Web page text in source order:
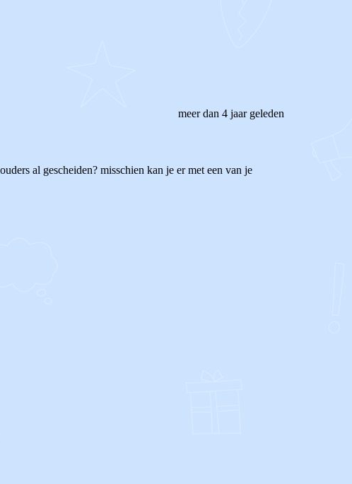
meer dan 4 jaar geleden
al gescheiden? misschien kan je er met een van je